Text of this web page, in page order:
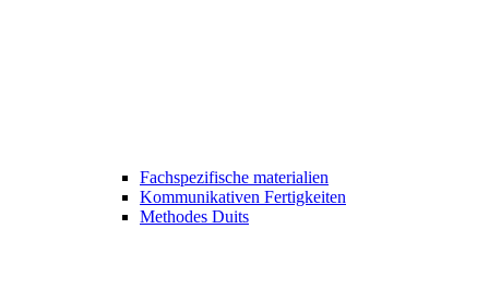
Fachspezifische materialien
Kommunikativen Fertigkeiten
Methodes Duits